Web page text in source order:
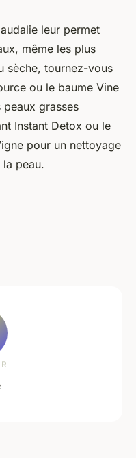
leur permet
même les plus
sèche, tournez-vous
ou le baume Vine
grasses
Instant Detox ou le
pour un nettoyage
peau.